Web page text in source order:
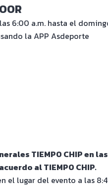
6:00 a.m. hasta el
la APP Asdeporte
TIEMPO CHIP en
al TIEMPO CHIP.
el lugar del evento a las